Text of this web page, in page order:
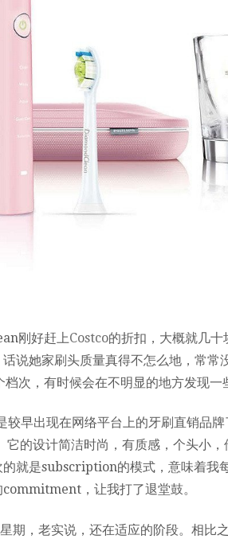
刚好赶上Costco的折扣，大概就几
说她家刷头质量真得不怎么地，常常
次，有时候会在不明显的地方发现一
较早出现在网络平台上的牙刷直销品
它的设计简洁时尚，有质感，个头小
就是subscription的模式，意味着我
，让我打了退堂鼓。
期，老实说，还在适应的阶段。相比